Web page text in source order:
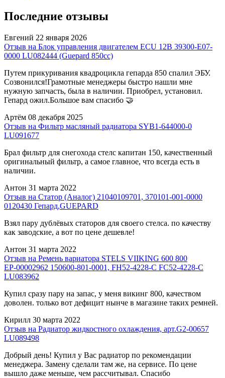
Последние отзывы
Евгений 22 января 2026
Отзыв на Блок управления двигателем ECU 12B 39300-E07-
0000 LU082444 (Guepard 850сс)
Путем прикуривания квадроцикла гепарда 850 спалил ЭБУ.
Созвонился!Грамотные менеджеры быстро нашли мне
нужную запчасть, была в наличии. Приобрел, установил.
Гепард ожил.Большое вам спасибо 🤝
Артём 08 декабря 2025
Отзыв на Фильтр масляный радиатора SYB1-644000-0
LU091677
Брал фильтр для снегохода стелс капитан 150, качественный
оригинальный фильтр, а самое главное, что всегда есть в
наличии.
Антон 31 марта 2022
Отзыв на Статор (Аналог) 21040109701, 370101-001-0000
0120430 Гепард,GUEPARD
Взял пару дублёвых статоров для своего стелса. по качеству
как заводские, а вот по цене дешевле!
Антон 31 марта 2022
Отзыв на Ремень вариатора STELS VIIKING 600 800
ЕР-00002962 150600-801-0001, FH52-4228-C FC52-4228-C
LU083962
Купил сразу пару на запас, у меня викинг 800, качеством
доволен. только вот дефицит нынче в магазине таких ремней.
Кирилл 30 марта 2022
Отзыв на Радиатор жидкостного охлаждения, арт.G2-00657
LU089498
Добрый день! Купил у Вас радиатор по рекомендации
менеджера. Замену сделали там же, на сервисе. По цене
вышло даже меньше, чем рассчитывал. Спасибо